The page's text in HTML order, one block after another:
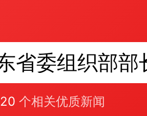
省委组织部部
20 个相关优质新闻